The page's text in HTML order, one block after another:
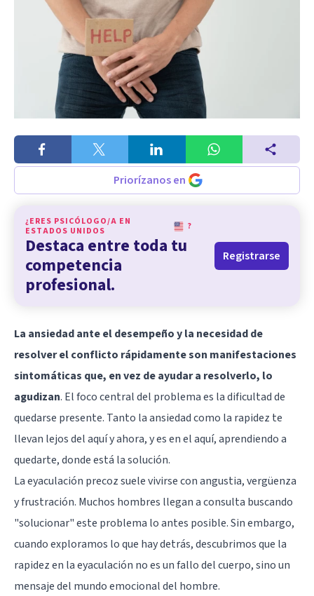
Priorízanos en
¿ERES PSICÓLOGO/A EN
ESTADOS UNIDOS
?
Destaca entre toda tu
competencia
profesional.
Registrarse
La ansiedad ante el desempeño y la necesidad de
resolver el conflicto rápidamente son manifestaciones
sintomáticas que, en vez de ayudar a resolverlo, lo
agudizan. El foco central del problema es la dificultad de
quedarse presente. Tanto la ansiedad como la rapidez te
llevan lejos del aquí y ahora, y es en el aquí, aprendiendo a
quedarte, donde está la solución.
La eyaculación precoz suele vivirse con angustia, vergüenza
y frustración. Muchos hombres llegan a consulta buscando
"solucionar" este problema lo antes posible. Sin embargo,
cuando exploramos lo que hay detrás, descubrimos que la
rapidez en la eyaculación no es un fallo del cuerpo, sino un
mensaje del mundo emocional del hombre.